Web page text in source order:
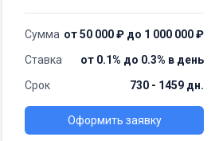
Сумма от 50 000 ₽ до 1 000 000 ₽
Ставка
от 0.1% до 0.3% в день
Срок
730 - 1459 дн.
Оформить заявку